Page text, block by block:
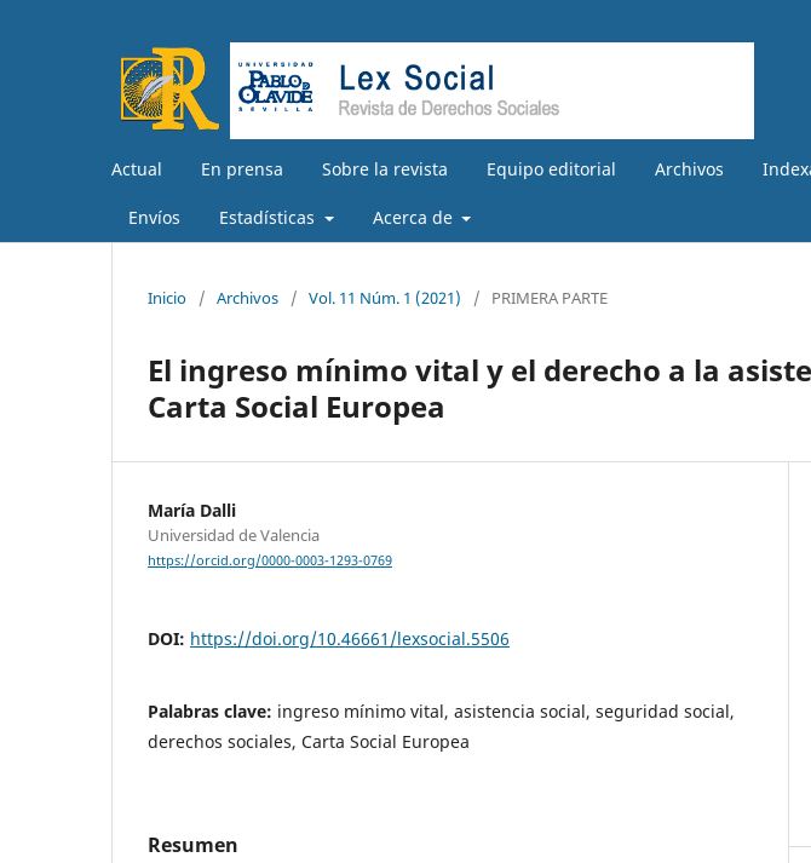
Actual En prensa Sobre la revista Equipo editorial Archivos
Envíos Estadísticas Acerca de
Inicio / Archivos / Vol. 11 Núm. 1 (2021) / PRIMERA PARTE
El ingreso mínimo vital y el derecho a la
Carta Social Europea
María Dalli
Universidad de Valencia
https://orcid.org/0000-0003-1293-0769
DOI: https://doi.org/10.46661/lexsocial.5506
Palabras clave: ingreso mínimo vital, asistencia social, seguridad social,
derechos sociales, Carta Social Europea
Resumen